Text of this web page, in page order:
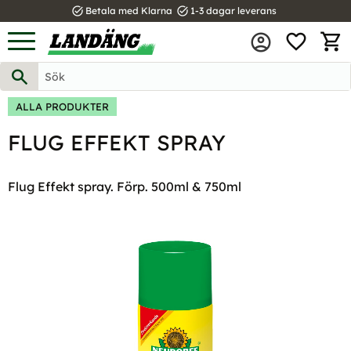
Meny
task_alt Betala med Klarna task_alt 1-3 dagar leverans
ALLA PRODUKTER
FLUG EFFEKT SPRAY
Flug Effekt spray. Förp. 500ml & 750ml